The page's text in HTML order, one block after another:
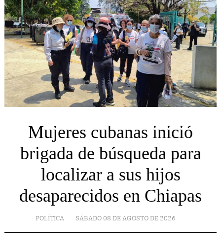
Mujeres cubanas inició
brigada de búsqueda para
localizar a sus hijos
desaparecidos en Chiapas
POLÍTICA SÁBADO 08 DE AGOSTO DE 2026